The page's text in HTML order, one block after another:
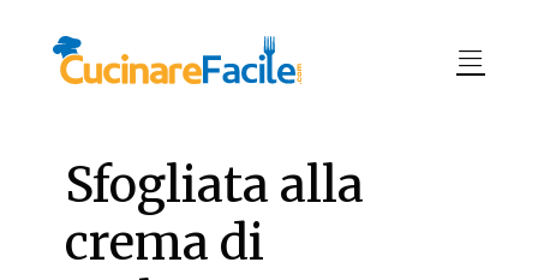
Sfogliata alla
crema di